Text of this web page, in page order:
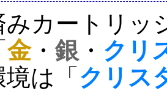
みカートリッ
金・ 銀 ・ クリ
は「 クリス